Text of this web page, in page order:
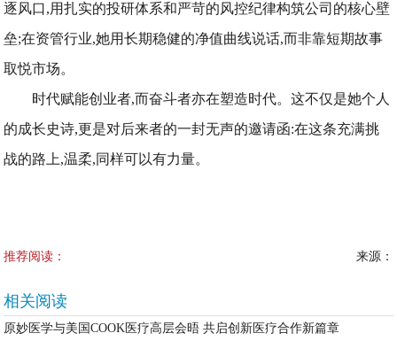
逐风口,用扎实的投研体系和严苛的风控纪律构筑公司的核心壁
垒;在资管行业,她用长期稳健的净值曲线说话,而非靠短期故事
取悦市场。
时代赋能创业者,而奋斗者亦在塑造时代。这不仅是她个人
的成长史诗,更是对后来者的一封无声的邀请函:在这条充满挑
战的路上,温柔,同样可以有力量。
推荐阅读： 来源：
相关阅读
原妙医学与美国COOK医疗高层会晤 共启创新医疗合作新篇章